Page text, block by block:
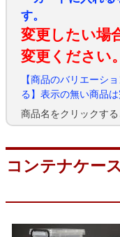
す。
変更したい場
変更ください。
【商品のバリエーシ
る】表示の無い商品
商品名をクリックす
コンテナケー